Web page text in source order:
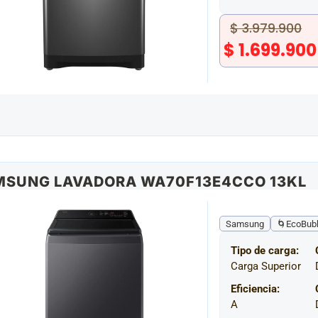
$3.979.900
$ 1.699.900
LAVADORA WA70F13E4CCO 13KL
Samsung
Tipo de carga:
Carga Superior
Eficiencia:
A